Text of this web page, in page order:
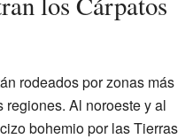
rodeados por zonas más
Al noroeste y al
bohemio por las Tierras